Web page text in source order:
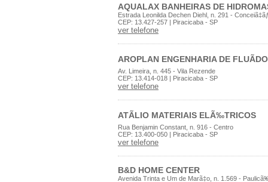
AQUALAX BANHEIRAS DE
Estrada Leonilda Dechen Diehl, n. 291 -
CEP: 13.427-257 | Piracicaba - SP
ver telefone
AROPLAN ENGENHARIA DE
Av. Limeira, n. 445 - Vila Rezende
CEP: 13.414-018 | Piracicaba - SP
ver telefone
ATÃLIO MATERIAIS ELÃ‰TRICOS
Rua Benjamin Constant, n. 916 - Centro
CEP: 13.400-050 | Piracicaba - SP
ver telefone
B&D HOME CENTER
Avenida Trinta e Um de Marã‡o, n. 1.569 -